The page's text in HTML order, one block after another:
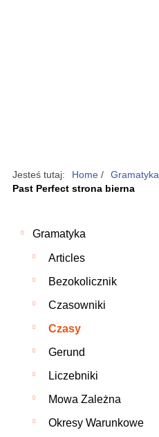
Jesteś tutaj: Home / Gramatyka
Past Perfect strona bierna
Gramatyka
Articles
Bezokolicznik
Czasowniki
Czasy
Gerund
Liczebniki
Mowa Zależna
Okresy Warunkowe